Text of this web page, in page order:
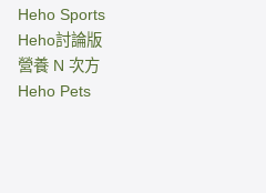
Heho Sports
Heho討論版
營養 N 次方
Heho Pets